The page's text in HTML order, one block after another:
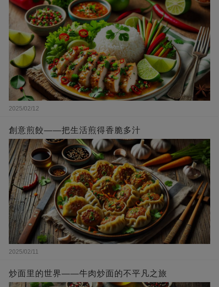
2025/02/12
創意煎餃——把生活煎得香脆多汁
2025/02/11
炒面里的世界——牛肉炒面的不平凡之旅